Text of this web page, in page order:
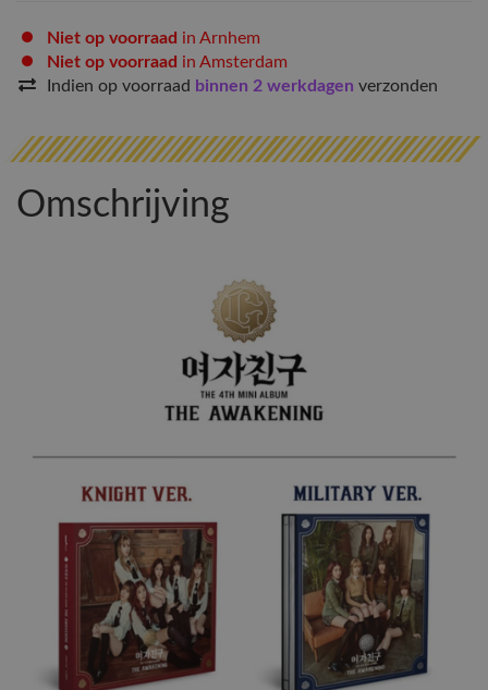
Niet op voorraad in Arnhem
Niet op voorraad in Amsterdam
Indien op voorraad binnen 2 werkdagen verzonden
Omschrijving